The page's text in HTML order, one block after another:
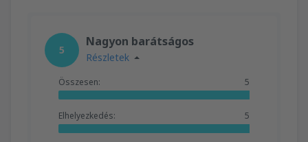
5
Nagyon barátságos
Részletek
Összesen: 5
Elhelyezkedés: 5